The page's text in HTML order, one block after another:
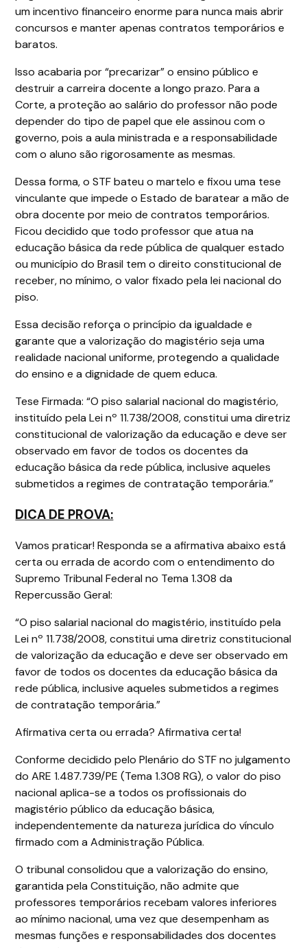
um incentivo financeiro enorme para nunca mais abrir
concursos e manter apenas contratos temporários e
baratos.
Isso acabaria por “precarizar” o ensino público e
destruir a carreira docente a longo prazo. Para a
Corte, a proteção ao salário do professor não pode
depender do tipo de papel que ele assinou com o
governo, pois a aula ministrada e a responsabilidade
com o aluno são rigorosamente as mesmas.
Dessa forma, o STF bateu o martelo e fixou uma tese
vinculante que impede o Estado de baratear a mão de
obra docente por meio de contratos temporários.
Ficou decidido que todo professor que atua na
educação básica da rede pública de qualquer estado
ou município do Brasil tem o direito constitucional de
receber, no mínimo, o valor fixado pela lei nacional do
piso.
Essa decisão reforça o princípio da igualdade e
garante que a valorização do magistério seja uma
realidade nacional uniforme, protegendo a qualidade
do ensino e a dignidade de quem educa.
Tese Firmada: “O piso salarial nacional do magistério,
instituído pela Lei nº 11.738/2008, constitui uma diretriz
constitucional de valorização da educação e deve ser
observado em favor de todos os docentes da
educação básica da rede pública, inclusive aqueles
submetidos a regimes de contratação temporária.”
DICA DE PROVA:
Vamos praticar! Responda se a afirmativa abaixo está
certa ou errada de acordo com o entendimento do
Supremo Tribunal Federal no Tema 1.308 da
Repercussão Geral:
“O piso salarial nacional do magistério, instituído pela
Lei nº 11.738/2008, constitui uma diretriz constitucional
de valorização da educação e deve ser observado em
favor de todos os docentes da educação básica da
rede pública, inclusive aqueles submetidos a regimes
de contratação temporária.”
Afirmativa certa ou errada? Afirmativa certa!
Conforme decidido pelo Plenário do STF no julgamento
do ARE 1.487.739/PE (Tema 1.308 RG), o valor do piso
nacional aplica-se a todos os profissionais do
magistério público da educação básica,
independentemente da natureza jurídica do vínculo
firmado com a Administração Pública.
O tribunal consolidou que a valorização do ensino,
garantida pela Constituição, não admite que
professores temporários recebam valores inferiores
ao mínimo nacional, uma vez que desempenham as
mesmas funções e responsabilidades dos docentes